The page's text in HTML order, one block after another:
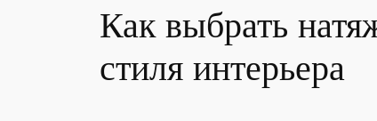
Как выбрать
стиля интерьера